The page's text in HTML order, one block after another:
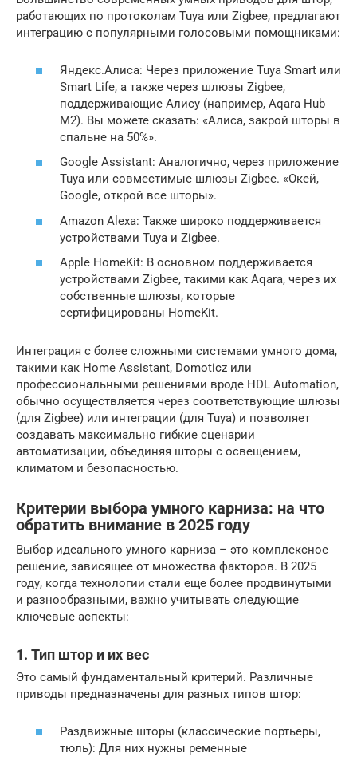
работающих по протоколам Tuya или Zigbee, предлагают
интеграцию с популярными голосовыми помощниками:
Яндекс.Алиса: Через приложение Tuya Smart или
Smart Life, а также через шлюзы Zigbee,
поддерживающие Алису (например, Aqara Hub
M2). Вы можете сказать: «Алиса, закрой шторы в
спальне на 50%».
Google Assistant: Аналогично, через приложение
Tuya или совместимые шлюзы Zigbee. «Окей,
Google, открой все шторы».
Amazon Alexa: Также широко поддерживается
устройствами Tuya и Zigbee.
Apple HomeKit: В основном поддерживается
устройствами Zigbee, такими как Aqara, через их
собственные шлюзы, которые
сертифицированы HomeKit.
Интеграция с более сложными системами умного дома,
такими как Home Assistant, Domoticz или
профессиональными решениями вроде HDL Automation,
обычно осуществляется через соответствующие шлюзы
(для Zigbee) или интеграции (для Tuya) и позволяет
создавать максимально гибкие сценарии
автоматизации, объединяя шторы с освещением,
климатом и безопасностью.
Критерии выбора умного карниза: на что
обратить внимание в 2025 году
Выбор идеального умного карниза – это комплексное
решение, зависящее от множества факторов. В 2025
году, когда технологии стали еще более продвинутыми
и разнообразными, важно учитывать следующие
ключевые аспекты:
1. Тип штор и их вес
Это самый фундаментальный критерий. Различные
приводы предназначены для разных типов штор:
Раздвижные шторы (классические портьеры,
тюль): Для них нужны ременные